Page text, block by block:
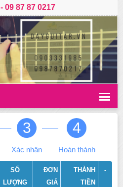
-09 87 87 0217
3
Xác nhận
4
Hoàn thành
SỐ
LƯỢNG
ĐƠN
GIÁ
THÀNH
TIỀN
-